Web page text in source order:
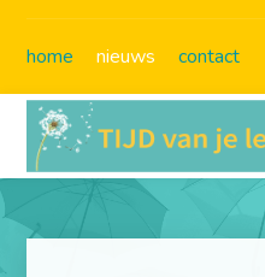
home nieuws contact